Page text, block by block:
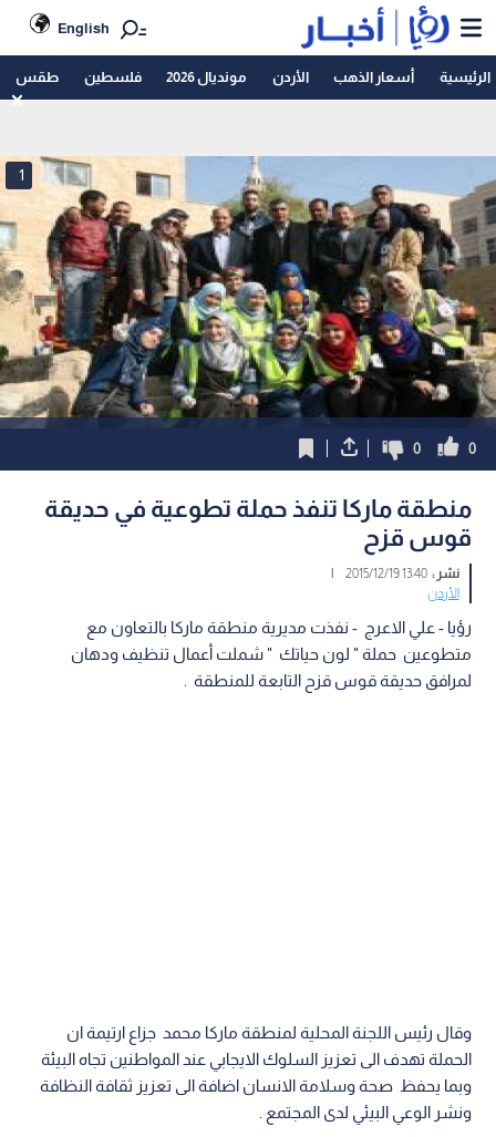
English
الرئيسية أسعار الذهب الأردن مونديال 2026 فلسطين طقس
1
0
0
منطقة ماركا تنفذ حملة تطوعية في حديقة
قوس قزح
نشر :13:40 2015/12/19
|
الأردن
رؤيا - علي الاعرج - نفذت مديرية منطقة ماركا بالتعاون مع
متطوعين حملة " لون حياتك " شملت أعمال تنظيف ودهان
لمرافق حديقة قوس قزح التابعة للمنطقة .
وقال رئيس اللجنة المحلية لمنطقة ماركا محمد جزاع ارتيمة ان
الحملة تهدف الى تعزيز السلوك الايجابي عند المواطنين تجاه البيئة
وبما يحفظ صحة وسلامة الانسان اضافة الى تعزيز ثقافة النظافة
ونشر الوعي البيئي لدى المجتمع .